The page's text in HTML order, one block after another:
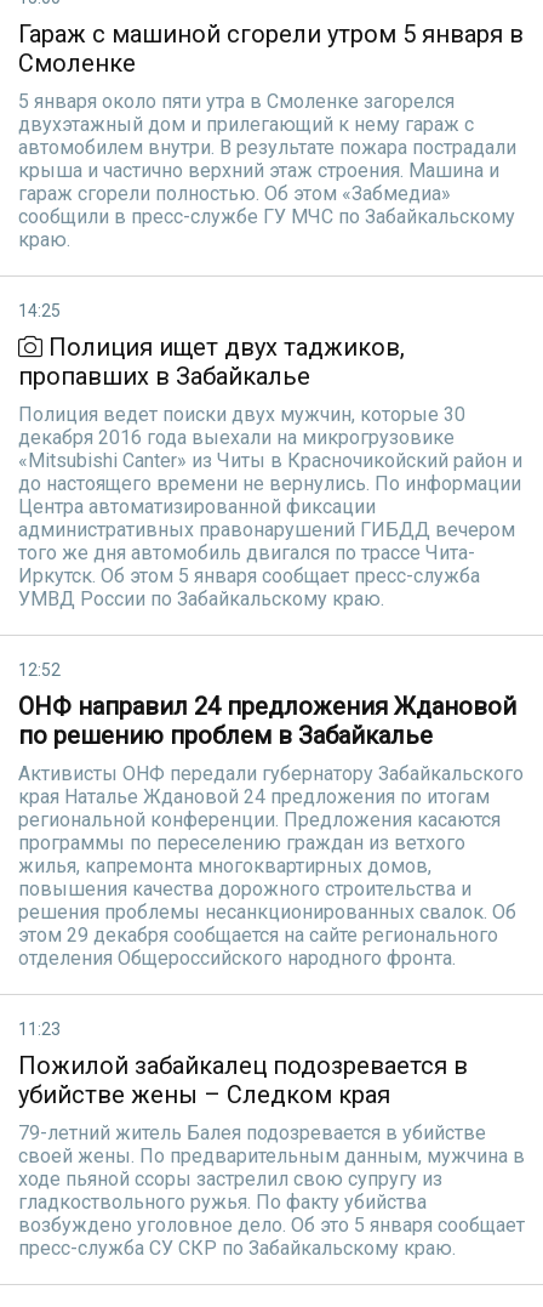
Гараж с машиной сгорели утром 5 января в
Смоленке
5 января около пяти утра в Смоленке загорелся
двухэтажный дом и прилегающий к нему гараж с
автомобилем внутри. В результате пожара пострадали
крыша и частично верхний этаж строения. Машина и
гараж сгорели полностью. Об этом «Забмедиа»
сообщили в пресс-службе ГУ МЧС по Забайкальскому
краю.
14:25
Полиция ищет двух таджиков,
пропавших в Забайкалье
Полиция ведет поиски двух мужчин, которые 30
декабря 2016 года выехали на микрогрузовике
«Mitsubishi Canter» из Читы в Красночикойский район и
до настоящего времени не вернулись. По информации
Центра автоматизированной фиксации
административных правонарушений ГИБДД вечером
того же дня автомобиль двигался по трассе Чита-
Иркутск. Об этом 5 января сообщает пресс-служба
УМВД России по Забайкальскому краю.
12:52
ОНФ направил 24 предложения Ждановой
по решению проблем в Забайкалье
Активисты ОНФ передали губернатору Забайкальского
края Наталье Ждановой 24 предложения по итогам
региональной конференции. Предложения касаются
программы по переселению граждан из ветхого
жилья, капремонта многоквартирных домов,
повышения качества дорожного строительства и
решения проблемы несанкционированных свалок. Об
этом 29 декабря сообщается на сайте регионального
отделения Общероссийского народного фронта.
11:23
Пожилой забайкалец подозревается в
убийстве жены – Следком края
79-летний житель Балея подозревается в убийстве
своей жены. По предварительным данным, мужчина в
ходе пьяной ссоры застрелил свою супругу из
гладкоствольного ружья. По факту убийства
возбуждено уголовное дело. Об это 5 января сообщает
пресс-служба СУ СКР по Забайкальскому краю.